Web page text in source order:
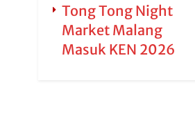
Tong Tong Night
Market Malang
Masuk KEN 2026